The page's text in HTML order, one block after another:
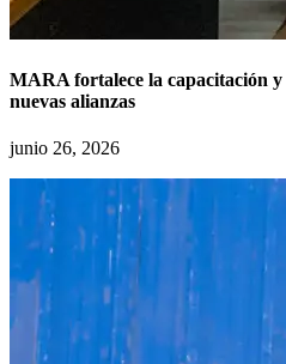
MARA fortalece la capacitación
nuevas alianzas
junio 26, 2026